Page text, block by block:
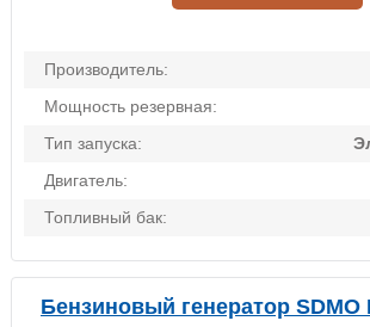
Производитель:
Мощность резервная:
Тип запуска:
Двигатель:
Топливный бак:
Бензиновый генератор SDMO